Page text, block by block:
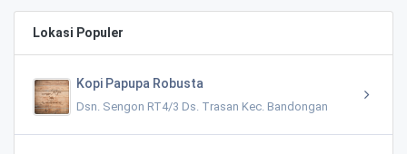
Lokasi Populer
Kopi Papupa Robusta
Dsn. Sengon RT4/3 Ds. Trasan Kec. Bandongan